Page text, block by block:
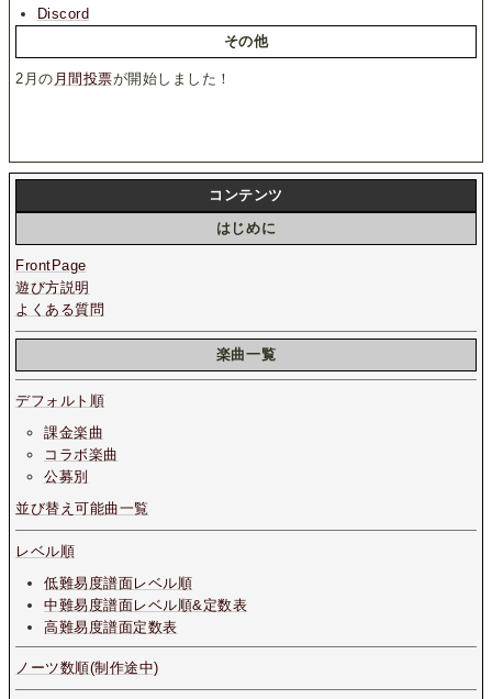
Discord
その他
2月の 月間投票が開始しました！
コンテンツ
はじめに
FrontPage
遊び方説明
よくある質問
楽曲一覧
デフォルト順
課金楽曲
コラボ楽曲
公募別
並び替え可能曲一覧
レベル順
低難易度譜面レベル順
中難易度譜面レベル順&定数表
高難易度譜面定数表
ノーツ数順(制作途中)